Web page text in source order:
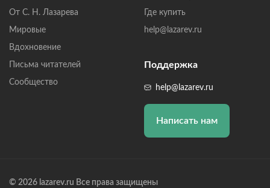
От С. Н. Лазарева
Мировые
Вдохновение
Письма читателей
Сообщество
Где купить
help@lazarev.ru
Поддержка
help@lazarev.ru
Написать нам
© 2026 lazarev.ru Все права защищены